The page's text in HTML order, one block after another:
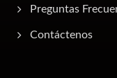
Preguntas
Contáctenos